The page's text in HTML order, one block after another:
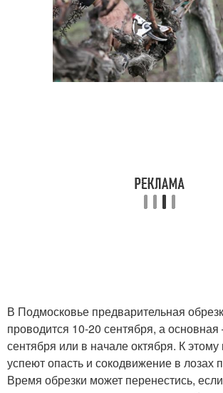
В Подмосковье предварительная
проводится 10-20 сентября, а основная
сентября или в начале октября. К
успеют опасть и сокодвижение в лозах
Время обрезки может перенестись,